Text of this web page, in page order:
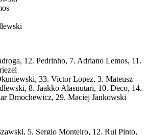
12. Pedrinho, 7. Adriano Lemos, 11.
33. Victor Lopez, 3. Mateusz
8. Jaakko Alasuutari, 10. Deco, 14.
Dmochewicz, 29. Maciej Jankowski
5. Sergio Monteiro, 12. Rui Pinto,